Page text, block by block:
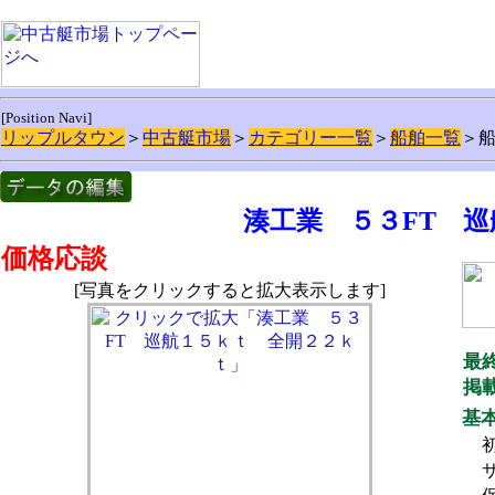
[Position Navi]
リップルタウン ＞ 中古艇市場 ＞ カテゴリー一覧 ＞ 船舶一覧 ＞
湊工業 ５３FT 巡
価格応談
最
掲
基
[写真をクリックすると拡大表示します]